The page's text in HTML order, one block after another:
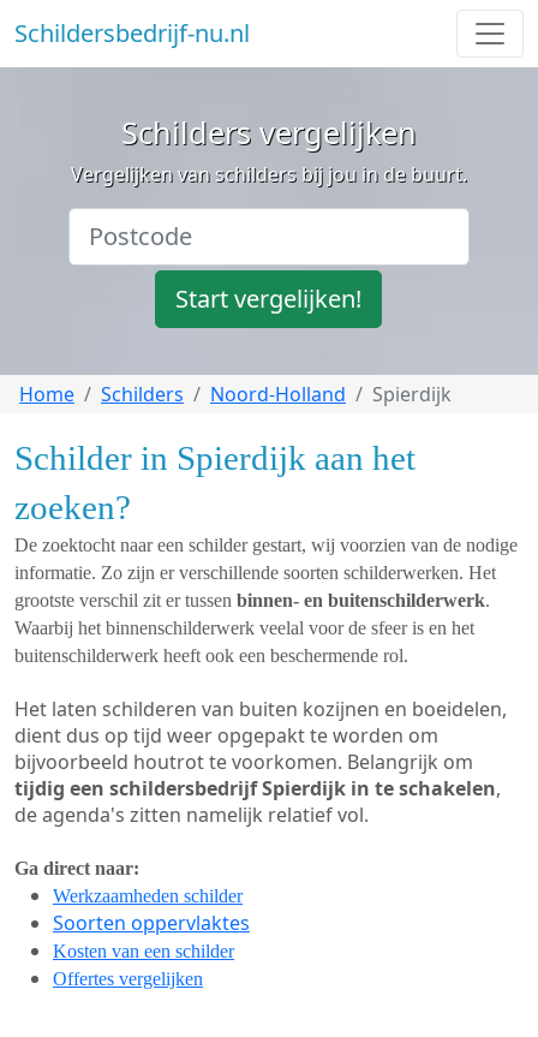
Schildersbedrijf-nu.nl
Schilders vergelijken
Vergelijken van schilders bij jou in de buurt.
Start vergelijken!
Home Schilders Noord-Holland Spierdijk
Schilder in Spierdijk aan het
zoeken?
De zoektocht naar een schilder gestart, wij voorzien van de nodige
informatie. Zo zijn er verschillende soorten schilderwerken. Het
grootste verschil zit er tussen binnen- en buitenschilderwerk.
Waarbij het binnenschilderwerk veelal voor de sfeer is en het
buitenschilderwerk heeft ook een beschermende rol.
Het laten schilderen van buiten kozijnen en boeidelen,
dient dus op tijd weer opgepakt te worden om
bijvoorbeeld houtrot te voorkomen. Belangrijk om
tijdig een schildersbedrijf Spierdijk in te schakelen,
de agenda's zitten namelijk relatief vol.
Ga direct naar:
Werkzaamheden schilder
Soorten oppervlaktes
Kosten van een schilder
Offertes vergelijken